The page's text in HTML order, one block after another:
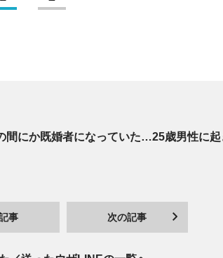
間にか既婚者になっていた…25歳男性に起
事 次の記事